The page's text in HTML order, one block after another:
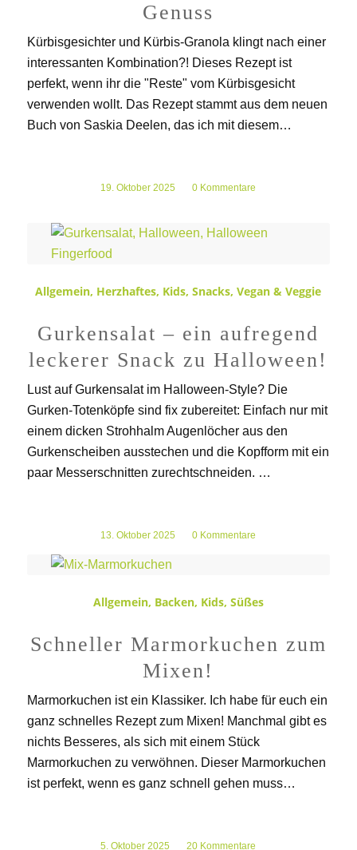
Genuss
Kürbisgesichter und Kürbis-Granola klingt nach einer
interessanten Kombination?! Dieses Rezept ist
perfekt, wenn ihr die "Reste" vom Kürbisgesicht
verwenden wollt. Das Rezept stammt aus dem neuen
Buch von Saskia Deelen, das ich mit diesem…
19. Oktober 2025
/ 0 Kommentare
Allgemein, Herzhaftes, Kids,Snacks,Vegan & Veggie
Gurkensalat – ein aufregend
leckerer Snack zu Halloween!
Lust auf Gurkensalat im Halloween-Style? Die
Gurken-Totenköpfe sind fix zubereitet: Einfach nur mit
einem dicken Strohhalm Augenlöcher aus den
Gurkenscheiben ausstechen und die Kopfform mit ein
paar Messerschnitten zurechtschneiden. …
13. Oktober 2025
/ 0 Kommentare
Allgemein, Backen, Kids, Süßes
Schneller Marmorkuchen zum
Mixen!
Marmorkuchen ist ein Klassiker. Ich habe für euch ein
ganz schnelles Rezept zum Mixen! Manchmal gibt es
nichts Besseres, als sich mit einem Stück
Marmorkuchen zu verwöhnen. Dieser Marmorkuchen
ist perfekt, wenn es ganz schnell gehen muss…
5. Oktober 2025
/ 20 Kommentare